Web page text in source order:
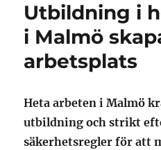
Utbildning i
i Malmö
arbetsplats
Heta arbeten i Malmö
utbildning och strikt
säkerhetsregler för att